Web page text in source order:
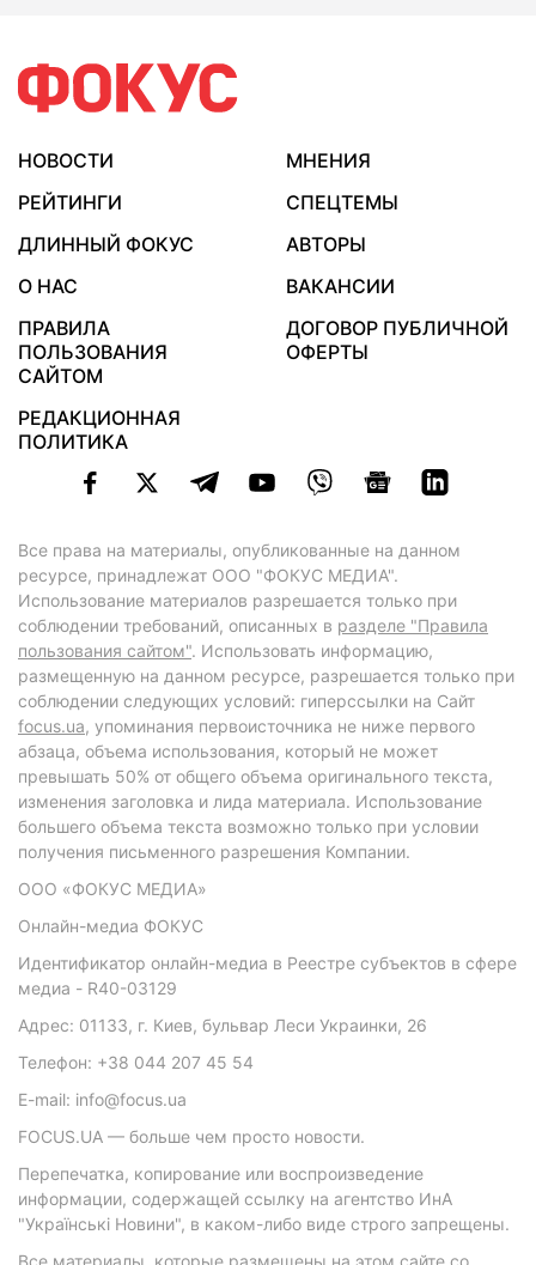
НОВОСТИ
МНЕНИЯ
РЕЙТИНГИ
СПЕЦТЕМЫ
ДЛИННЫЙ ФОКУС
АВТОРЫ
О НАС
ВАКАНСИИ
ПРАВИЛА
ПОЛЬЗОВАНИЯ
САЙТОМ
ДОГОВОР ПУБЛИЧНОЙ
ОФЕРТЫ
РЕДАКЦИОННАЯ
ПОЛИТИКА
Все права на материалы, опубликованные на данном
ресурсе, принадлежат ООО "ФОКУС МЕДИА".
Использование материалов разрешается только при
соблюдении требований, описанных в разделе "Правила
пользования сайтом". Использовать информацию,
размещенную на данном ресурсе, разрешается только при
соблюдении следующих условий: гиперссылки на Сайт
focus.ua, упоминания первоисточника не ниже первого
абзаца, объема использования, который не может
превышать 50% от общего объема оригинального текста,
изменения заголовка и лида материала. Использование
большего объема текста возможно только при условии
получения письменного разрешения Компании.
ООО «ФОКУС МЕДИА»
Онлайн-медиа ФОКУС
Идентификатор онлайн-медиа в Реестре субъектов в сфере
медиа - R40-03129
Адрес: 01133, г. Киев, бульвар Леси Украинки, 26
Телефон: +38 044 207 45 54
E-mail: info@focus.ua
FOCUS.UA — больше чем просто новости.
Перепечатка, копирование или воспроизведение
информации, содержащей ссылку на агентство ИнА
"Українські Новини", в каком-либо виде строго запрещены.
Все материалы, которые размещены на этом сайте со